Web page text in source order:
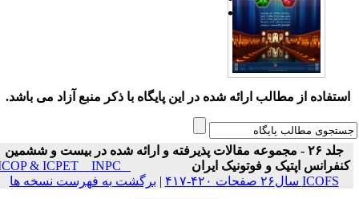
استفاده از مطالب ارائه شده در این پایگاه با ذکر منبع آزاد می باشد.
جلد ۲۶ - مجموعه مقالات پذیرفته و ارائه شده در بیست و ششمین
کنفرانس اپتیک و فوتونیک ایران
ICOP & ICPET _ INPC _
ICOFS سال۲۶ صفحات ۴۲۰-۴۱۷
|برگشت به فهرست نسخه ها